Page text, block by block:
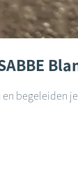
begeleiden